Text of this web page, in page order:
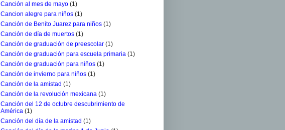
Canción al mes de mayo (1)
Cancion alegre para niños (1)
Canción de Benito Juarez para niños (1)
Canción de día de muertos (1)
Canción de graduación de preescolar (1)
Canción de graduación para escuela primaria (1)
Canción de graduación para niños (1)
Canción de invierno para niños (1)
Canción de la amistad (1)
Canción de la revolución mexicana (1)
Canción del 12 de octubre descubrimiento de
América (1)
Canción del día de la amistad (1)